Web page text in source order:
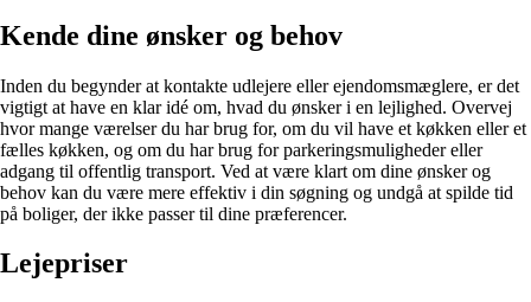
Kende dine ønsker og behov
Inden du begynder at kontakte udlejere eller ejendomsmæglere, er det
vigtigt at have en klar idé om, hvad du ønsker i en lejlighed. Overvej
hvor mange værelser du har brug for, om du vil have et køkken eller et
fælles køkken, og om du har brug for parkeringsmuligheder eller
adgang til offentlig transport. Ved at være klart om dine ønsker og
behov kan du være mere effektiv i din søgning og undgå at spilde tid
på boliger, der ikke passer til dine præferencer.
Lejepriser